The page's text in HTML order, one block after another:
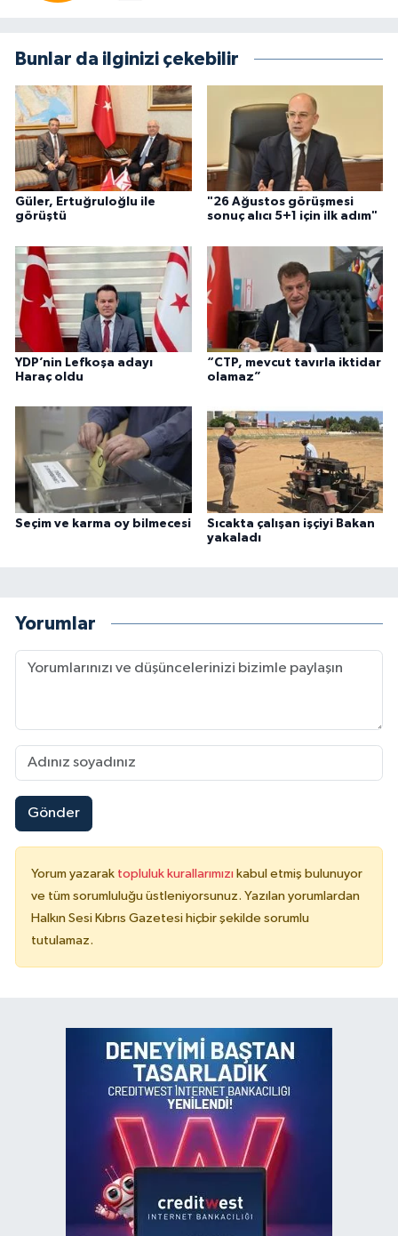
Bunlar da ilginizi çekebilir
Güler, Ertuğruloğlu ile
görüştü
"26 Ağustos görüşmesi
sonuç alıcı 5+1 için ilk adım"
YDP’nin Lefkoşa adayı
Haraç oldu
“CTP, mevcut tavırla iktidar
olamaz”
Seçim ve karma oy bilmecesi
Sıcakta çalışan işçiyi Bakan
yakaladı
Yorumlar
Gönder
Yorum yazarak topluluk kurallarımızı kabul etmiş bulunuyor
ve tüm sorumluluğu üstleniyorsunuz. Yazılan yorumlardan
Halkın Sesi Kıbrıs Gazetesi hiçbir şekilde sorumlu
tutulamaz.